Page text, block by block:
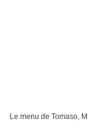
Le menu de Tomaso,